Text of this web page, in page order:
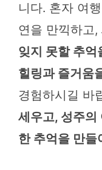
니다. 혼자 여
연을 만끽하고,
잊지 못할 추억
힐링과 즐거움
경험하시길 바
세우고, 성주의
한 추억을 만들